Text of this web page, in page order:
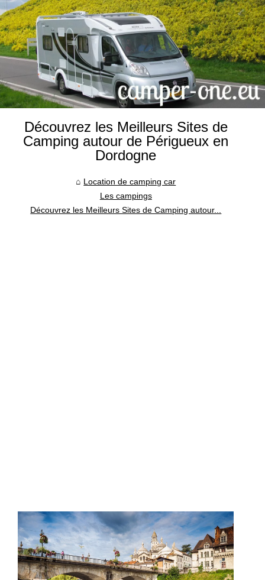
Découvrez les Meilleurs Sites de
Camping autour de Périgueux en
Dordogne
Location de camping car
Les campings
Découvrez les Meilleurs Sites de Camping autour...